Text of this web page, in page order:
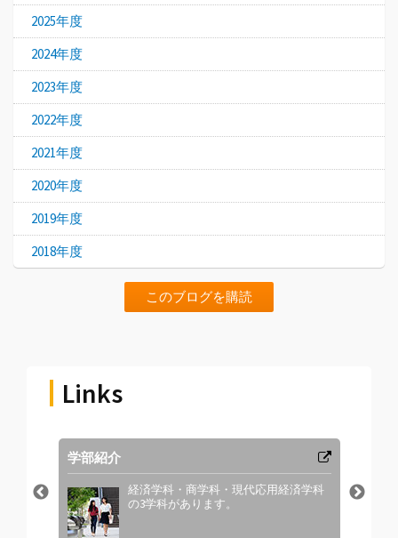
2025年度
2024年度
2023年度
2022年度
2021年度
2020年度
2019年度
2018年度
このブログを購読
Links
学部紹介
経済学科・商学科・現代応用経済学科
の3学科があります。